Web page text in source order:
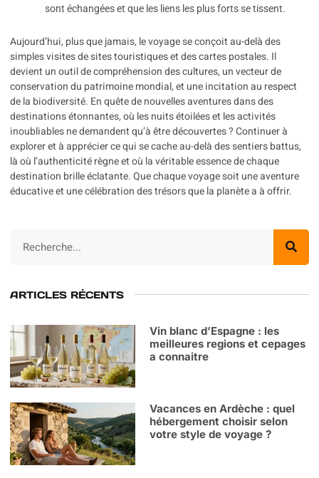
sont échangées et que les liens les plus forts se tissent.
Aujourd’hui, plus que jamais, le voyage se conçoit au-delà des
simples visites de sites touristiques et des cartes postales. Il
devient un outil de compréhension des cultures, un vecteur de
conservation du patrimoine mondial, et une incitation au respect
de la biodiversité. En quête de nouvelles aventures dans des
destinations étonnantes, où les nuits étoilées et les activités
inoubliables ne demandent qu’à être découvertes ? Continuer à
explorer et à apprécier ce qui se cache au-delà des sentiers battus,
là où l’authenticité règne et où la véritable essence de chaque
destination brille éclatante. Que chaque voyage soit une aventure
éducative et une célébration des trésors que la planète a à offrir.
ARTICLES RÉCENTS
Vin blanc d’Espagne : les
meilleures regions et cepages
a connaitre
Vacances en Ardèche : quel
hébergement choisir selon
votre style de voyage ?